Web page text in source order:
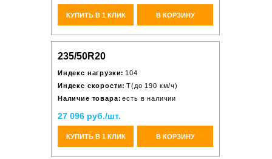
КУПИТЬ В 1 КЛИК В КОРЗИНУ
235/50R20
Индекс нагрузки: 104
Индекс скорости: T(до 190 км/ч)
Наличие товара: есть в наличии
27 096 руб./шт.
КУПИТЬ В 1 КЛИК В КОРЗИНУ